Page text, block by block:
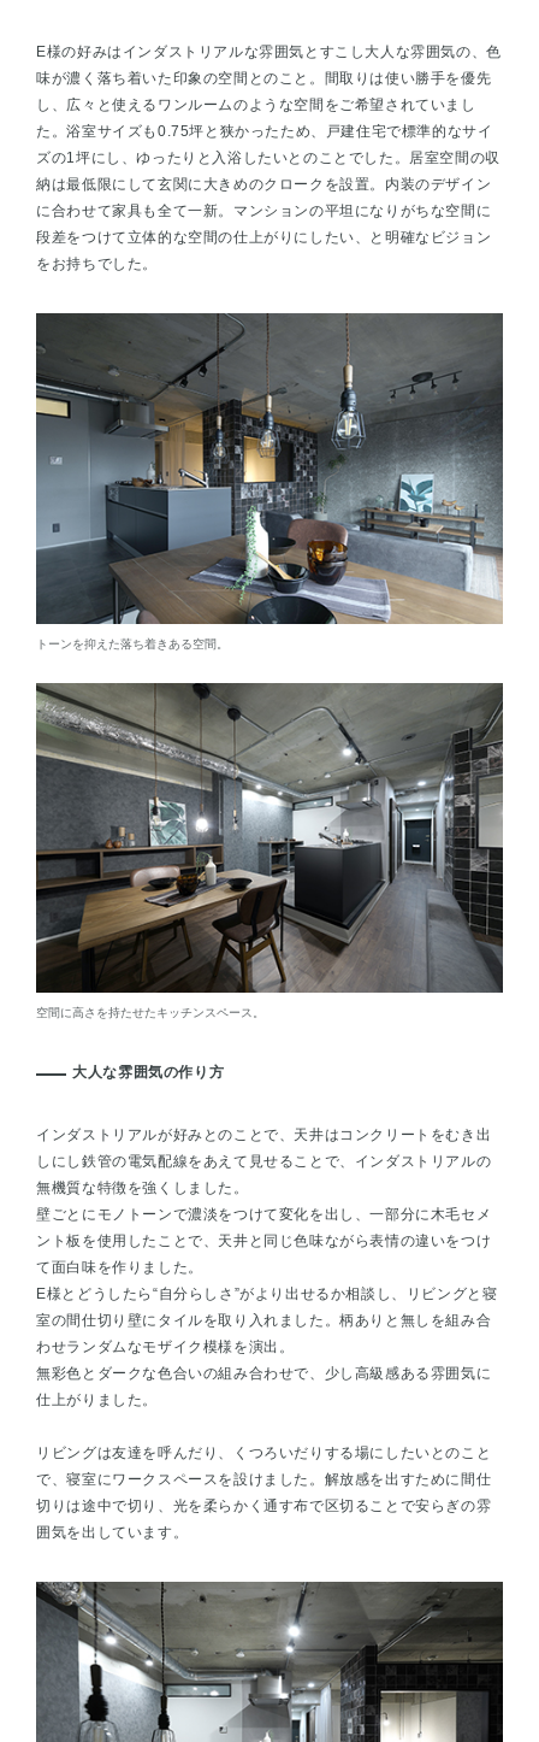
E様の好みはインダストリアルな雰囲気とすこし大人な雰囲気の、色
味が濃く落ち着いた印象の空間とのこと。間取りは使い勝手を優先
し、広々と使えるワンルームのような空間をご希望されていまし
た。浴室サイズも0.75坪と狭かったため、戸建住宅で標準的なサイ
ズの1坪にし、ゆったりと入浴したいとのことでした。居室空間の収
納は最低限にして玄関に大きめのクロークを設置。内装のデザイン
に合わせて家具も全て一新。マンションの平坦になりがちな空間に
段差をつけて立体的な空間の仕上がりにしたい、と明確なビジョン
をお持ちでした。
トーンを抑えた落ち着きある空間。
空間に高さを持たせたキッチンスペース。
大人な雰囲気の作り方
インダストリアルが好みとのことで、天井はコンクリートをむき出
しにし鉄管の電気配線をあえて見せることで、インダストリアルの
無機質な特徴を強くしました。
壁ごとにモノトーンで濃淡をつけて変化を出し、一部分に木毛セメ
ント板を使用したことで、天井と同じ色味ながら表情の違いをつけ
て面白味を作りました。
E様とどうしたら“自分らしさ”がより出せるか相談し、リビングと寝
室の間仕切り壁にタイルを取り入れました。柄ありと無しを組み合
わせランダムなモザイク模様を演出。
無彩色とダークな色合いの組み合わせで、少し高級感ある雰囲気に
仕上がりました。
リビングは友達を呼んだり、くつろいだりする場にしたいとのこと
で、寝室にワークスペースを設けました。解放感を出すために間仕
切りは途中で切り、光を柔らかく通す布で区切ることで安らぎの雰
囲気を出しています。